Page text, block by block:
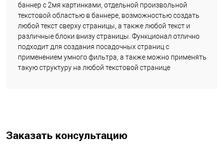
баннер с 2мя картинками, отдельной произвольной
текстовой областью в баннере, возможностью создать
любой текст сверху страницы, а также любой текст и
различные блоки внизу страницы. Функционал отлично
подходит для создания посадочных страниц с
применением умного фильтра, а также можно применять
такую структуру на любой текстовой странице
Заказать консультацию